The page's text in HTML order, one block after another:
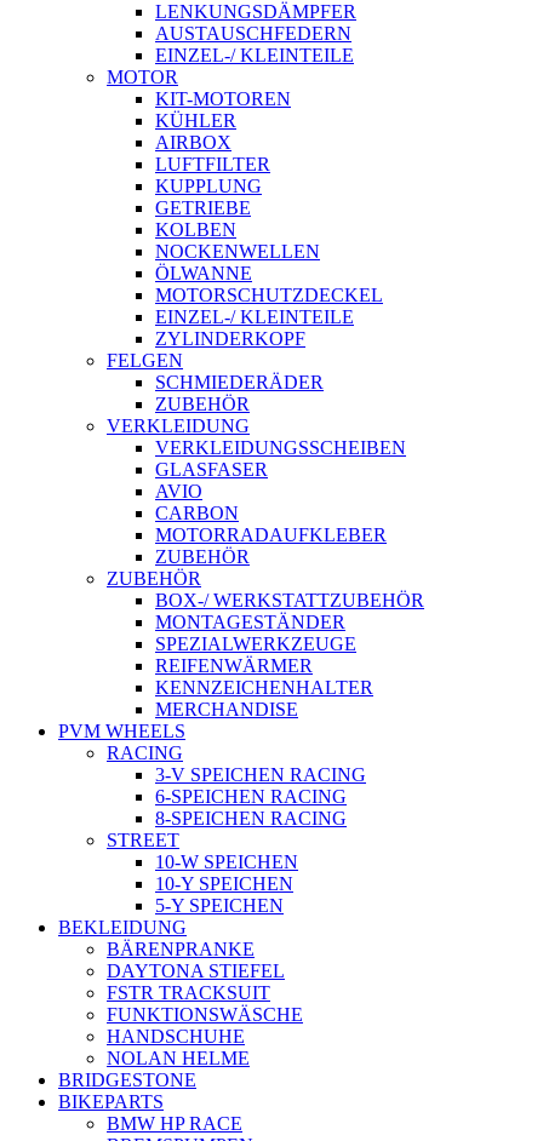
LENKUNGSDÄMPFER
AUSTAUSCHFEDERN
EINZEL-/ KLEINTEILE
MOTOR
KIT-MOTOREN
KÜHLER
AIRBOX
LUFTFILTER
KUPPLUNG
GETRIEBE
KOLBEN
NOCKENWELLEN
ÖLWANNE
MOTORSCHUTZDECKEL
EINZEL-/ KLEINTEILE
ZYLINDERKOPF
FELGEN
SCHMIEDERÄDER
ZUBEHÖR
VERKLEIDUNG
VERKLEIDUNGSSCHEIBEN
GLASFASER
AVIO
CARBON
MOTORRADAUFKLEBER
ZUBEHÖR
ZUBEHÖR
BOX-/ WERKSTATTZUBEHÖR
MONTAGESTÄNDER
SPEZIALWERKZEUGE
REIFENWÄRMER
KENNZEICHENHALTER
MERCHANDISE
PVM WHEELS
RACING
3-V SPEICHEN RACING
6-SPEICHEN RACING
8-SPEICHEN RACING
STREET
10-W SPEICHEN
10-Y SPEICHEN
5-Y SPEICHEN
BEKLEIDUNG
BÄRENPRANKE
DAYTONA STIEFEL
FSTR TRACKSUIT
FUNKTIONSWÄSCHE
HANDSCHUHE
NOLAN HELME
BRIDGESTONE
BIKEPARTS
BMW HP RACE